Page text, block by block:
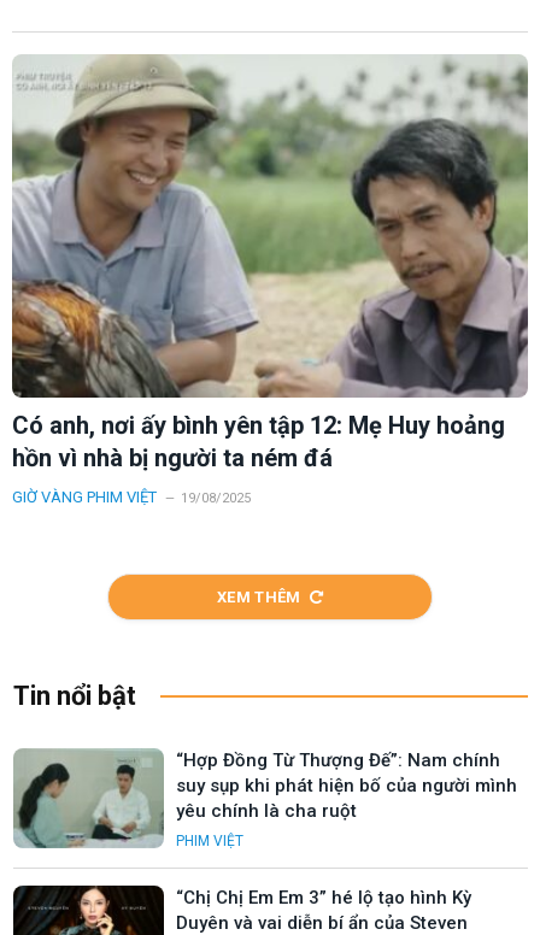
Có anh, nơi ấy bình yên tập 12: Mẹ Huy hoảng
hồn vì nhà bị người ta ném đá
GIỜ VÀNG PHIM VIỆT 19/08/2025
XEM THÊM
Tin nổi bật
“Hợp Đồng Từ Thượng Đế”: Nam chính
suy sụp khi phát hiện bố của người mình
yêu chính là cha ruột
PHIM VIỆT
“Chị Chị Em Em 3” hé lộ tạo hình Kỳ
Duyên và vai diễn bí ẩn của Steven